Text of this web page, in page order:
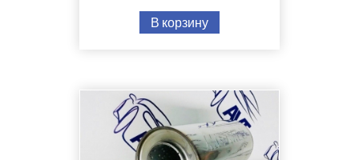
В корзину